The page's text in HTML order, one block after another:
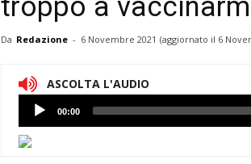
troppo a
Da Redazione - 6 Novembre 2021 (aggiornato il 6
ASCOLTA L'AUDIO
Lettore
Audio
00:00